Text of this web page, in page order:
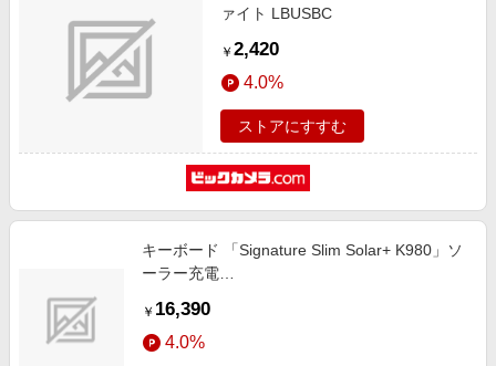
金融・マネー・保険
デジタルコンテンツ
ビジネス・その他サービス
Samsung ボーナスキャンペーン
週末の高還元 夏の長期版
ァイト LBUSBC
￥ 2,420
4.0%
ストアにすすむ
キーボード 「Signature Slim Solar+ K980」ソ
ーラー充電
対応) グラファイト K980GR [ワイヤレス /日本
語配列 /パンタグラフ]
￥ 16,390
4.0%